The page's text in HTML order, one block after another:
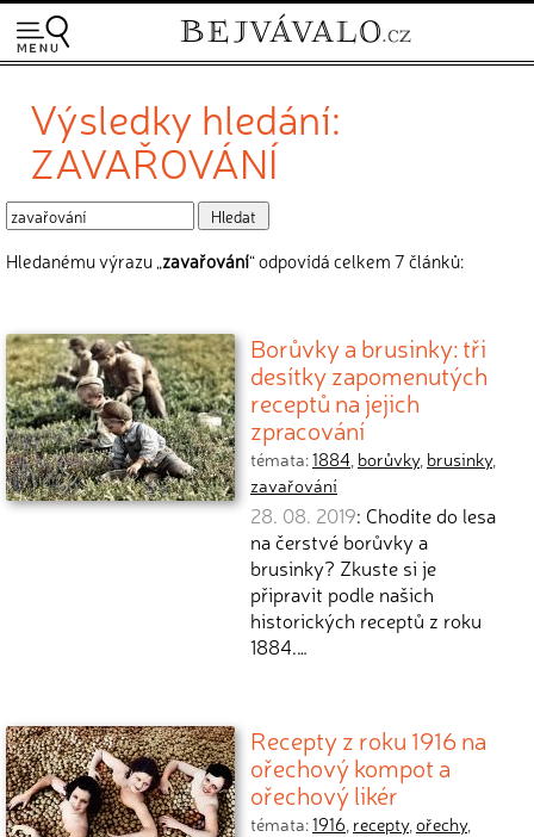
Výsledky hledání:
ZAVAŘOVÁNÍ
Hledanému výrazu „zavařování“ odpovídá celkem 7 článků:
Borůvky a brusinky: tři
desítky zapomenutých
receptů na jejich
zpracování
témata:1884, borůvky, brusinky,
zavařování
28. 08. 2019: Chodíte do lesa
na čerstvé borůvky a
brusinky? Zkuste si je
připravit podle našich
historických receptů z roku
1884.…
Recepty z roku 1916 na
ořechový kompot a
ořechový likér
témata:1916, recepty,ořechy,